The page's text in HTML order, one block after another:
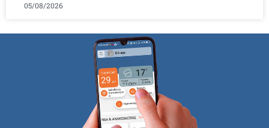
05/08/2026